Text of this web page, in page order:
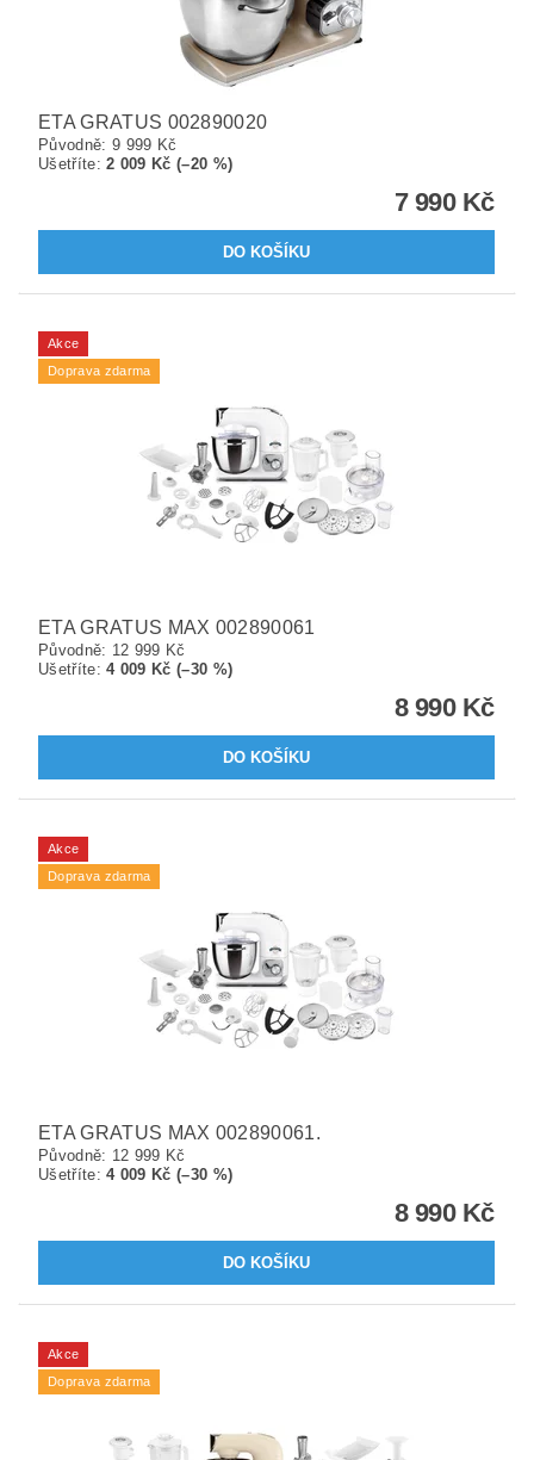
ETA GRATUS 002890020
Původně: 9 999 Kč
Ušetříte:2 009 Kč (–20 %)
7 990 Kč
Akce
Doprava zdarma
ETA GRATUS MAX 002890061
Původně: 12 999 Kč
Ušetříte:4 009 Kč (–30 %)
8 990 Kč
Akce
Doprava zdarma
ETA GRATUS MAX 002890061.
Původně: 12 999 Kč
Ušetříte:4 009 Kč (–30 %)
8 990 Kč
Akce
Doprava zdarma